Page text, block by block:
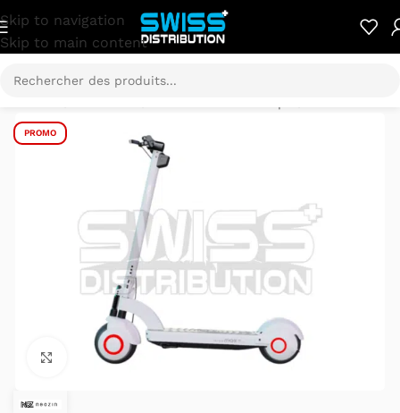
Skip to navigation
Skip to main content
PROMO
Cliquez pour agrandir.